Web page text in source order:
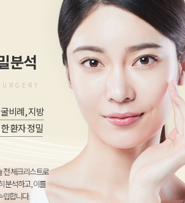
분석
비례, 지방
환자 정밀
전 체크리스트로
분석하고, 이를
립합니다.